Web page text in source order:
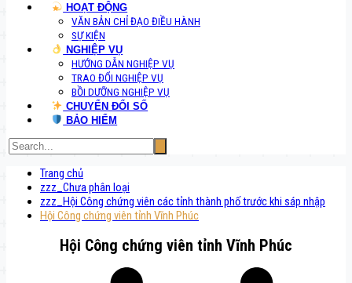
HOẠT ĐỘNG
VĂN BẢN CHỈ ĐẠO ĐIỀU HÀNH
SỰ KIỆN
NGHIỆP VỤ
HƯỚNG DẪN NGHIỆP VỤ
TRAO ĐỔI NGHIỆP VỤ
BỒI DƯỠNG NGHIỆP VỤ
CHUYỂN ĐỔI SỐ
BẢO HIỂM
Trang chủ
zzz_Chưa phân loại
zzz_Hội Công chứng viên các tỉnh thành phố trước khi sáp nhập
Hội Công chứng viên tỉnh Vĩnh Phúc
Hội Công chứng viên tỉnh Vĩnh Phúc